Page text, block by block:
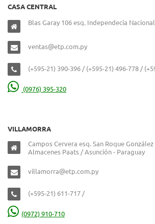
CASA CENTRAL
Blas Garay 106 esq. Independecia
ventas@etp.com.py
(+595-21) 390-396 / (+595-21) 496-778 /
(0976) 395-320
VILLAMORRA
Campos Cervera esq. San Roque González
Almacenes Paats / Asunción - Paraguay
villamorra@etp.com.py
(+595-21) 611-717 /
(0972) 910-710